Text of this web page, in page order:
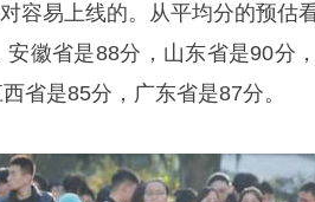
容易上线的。从平均分的预估
徽省是88分，山东省是90分
省是85分，广东省是87分。